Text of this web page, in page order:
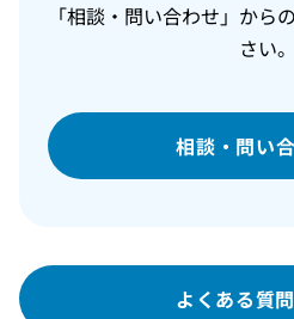
「相談・問い合わせ」から
さい。
相談・問い
よくある質